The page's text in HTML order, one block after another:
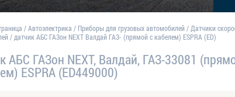
/Автоэлектрика / Приборы для грузовых автомобилей / Датчики
/ датчик АБС ГАЗон NEXT Валдай ГАЗ- (прямой с кабелем) ESPRA (ED)
АБС ГАЗон NEXT, Валдай, ГАЗ-33081
ESPRA (ED449000)